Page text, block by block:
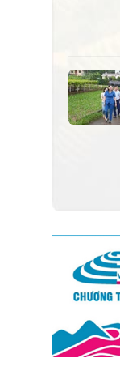
Xã
Xã
Xã
Hum
Xã Y
Xã
Xã
Xã